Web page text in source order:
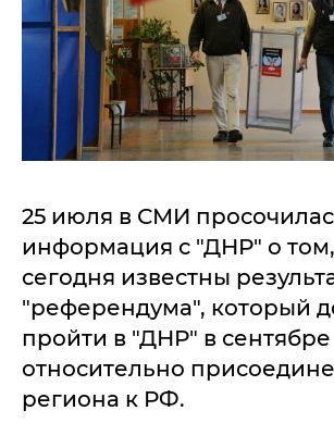
25 июля в СМИ
информация с "ДНР" о
сегодня известны
"референдума", который
пройти в "ДНР" в сентябре
относительно
региона к РФ.